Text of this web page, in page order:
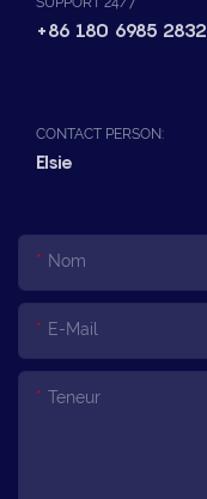
+86 180 6985 2832
CONTACT PERSON:
Elsie
Nom
E-Mail
Teneur